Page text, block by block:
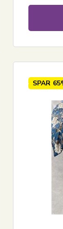
SPAR